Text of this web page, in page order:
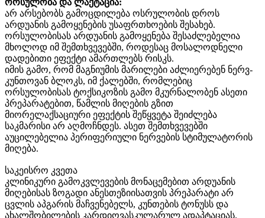
არ არსებობს გამოცდილება ოსრულობის დროს
არდუანის გამოყენების უსაფრთხოების შესახებ.
ორსულობისას არდუანის გამოყენება შესაძლებელია
მხოლოდ იმ შემთხვევებში, როდესაც მოსალოდნელი
დადებითი ეფექტი ამართლებს რისკს.
იმის გამო, რომ მაგნიუმის მარილები აძლიერებენ ნერვ-
კუნთოვან ბლოკს, იმ ქალებში, რომლებიც
ორსულობისას ტოქსიკოზის გამო მკურნალობენ ასეთი
პრეპარატებით, წამლის მიღების გზით
მიორელაქსაციური ეფექტის შეწყვეტა შეიძლება
საკმარისი არ აღმოჩნდეს. ასეთ შემთხვევებში
აუცილებელია პერიფერიული ნერვების სტიმულატორის
მიღება.
საკეისრო კვეთა
კლინიკური გამოკვლევების მონაცემებით არდუანის
მიღებისას ზოგადი ანესთეზიისათვის პრეპარატი არ
ცვლის აპგარის მაჩვენებელს, კუნთების ტონუსს და
ახალშობილების კარდიოვასკულარულ ადაპტაციას.